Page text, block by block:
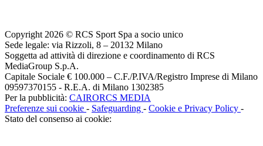
Copyright 2026 © RCS Sport Spa a socio unico
Sede legale: via Rizzoli, 8 – 20132 Milano
Soggetta ad attività di direzione e coordinamento di RCS
MediaGroup S.p.A.
Capitale Sociale € 100.000 – C.F./P.IVA/Registro Imprese di Milano
09597370155 - R.E.A. di Milano 1302385
Per la pubblicità: CAIRORCS MEDIA
Preferenze sui cookie - Safeguarding - Cookie e Privacy Policy -
Stato del consenso ai cookie: